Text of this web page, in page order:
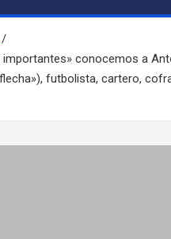
importantes» conocemos a
futbolista, cartero,